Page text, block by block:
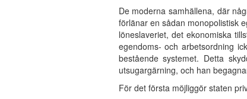
De moderna samhällena, där
förlänar en sådan monopolistisk
löneslaveriet, det ekonomiska
egendoms- och arbetsordning
bestående systemet. Detta
utsugargärning, och han
För det första möjliggör staten